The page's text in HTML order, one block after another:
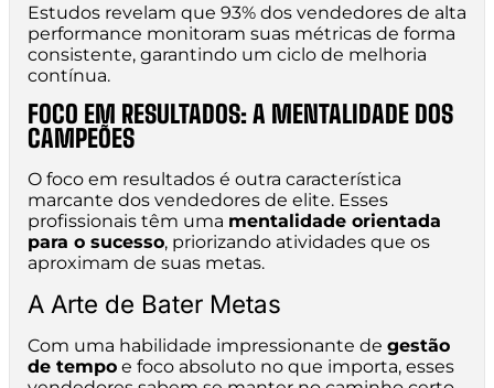
Estudos revelam que 93% dos vendedores de alta
performance monitoram suas métricas de forma
consistente, garantindo um ciclo de melhoria
contínua.
FOCO EM RESULTADOS: A MENTALIDADE DOS
CAMPEÕES
O foco em resultados é outra característica
marcante dos vendedores de elite. Esses
profissionais têm uma mentalidade orientada
para o sucesso, priorizando atividades que os
aproximam de suas metas.
A Arte de Bater Metas
Com uma habilidade impressionante de gestão
de tempo e foco absoluto no que importa, esses